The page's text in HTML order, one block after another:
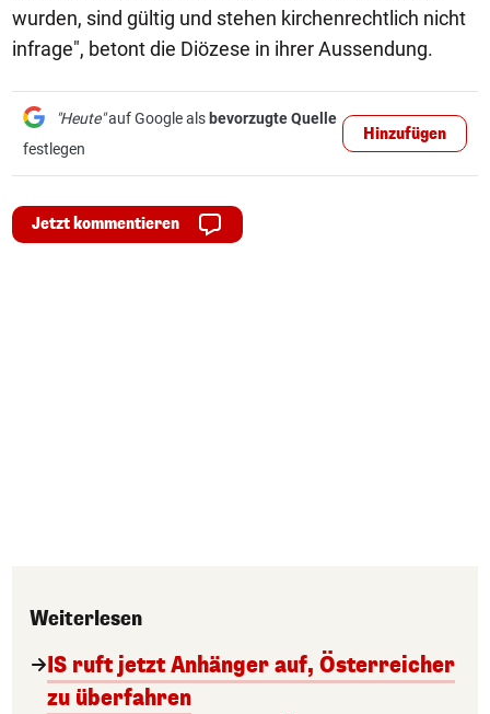
wurden, sind gültig und stehen kirchenrechtlich nicht
infrage", betont die Diözese in ihrer Aussendung.
"Heute"auf Google als bevorzugte Quelle
festlegen
Hinzufügen
Jetzt kommentieren
Weiterlesen
IS ruft jetzt Anhänger auf, Österreicher
zu überfahren